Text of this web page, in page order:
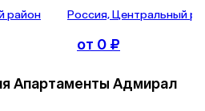
район Россия, Центральный
от 0 ₽
Апартаменты Адмирал